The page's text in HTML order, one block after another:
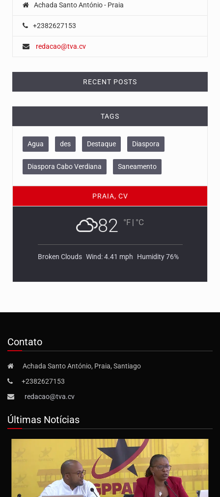
Achada Santo António - Praia
+2382627153
redacao@tva.cv
RECENT POSTS
TAGS
Agua des Destaque Diaspora
Diaspora Cabo Verdiana Saneamento
PRAIA, CV
82 °F | °C
Broken Clouds Wind: 4.41 mph Humidity 76%
Contato
Achada Santo António, Praia, Santiago
+2382627153
redacao@tva.cv
Últimas Notícias